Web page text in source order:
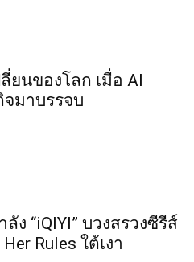
ยนของโลก เมื่อ AI
จมาบรรจบ
ลัง “iQIYI” บวงสรวงซีรีส์
Rules ใต้เงา